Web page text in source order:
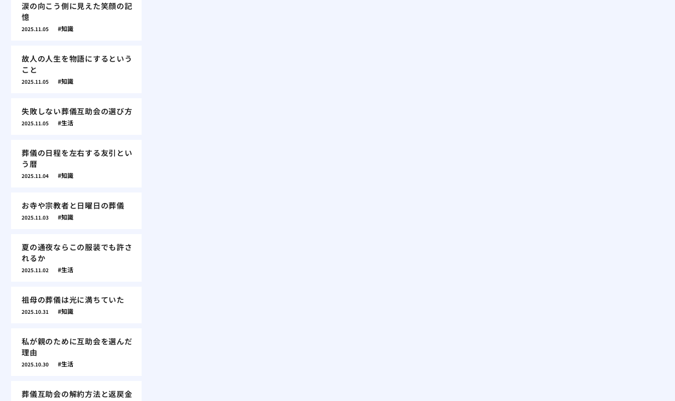
涙の向こう側に見えた笑顔の記
憶
2025.11.05 知識
故人の人生を物語にするという
こと
2025.11.05 知識
失敗しない葬儀互助会の選び方
2025.11.05 生活
葬儀の日程を左右する友引とい
う暦
2025.11.04 知識
お寺や宗教者と日曜日の葬儀
2025.11.03 知識
夏の通夜ならこの服装でも許さ
れるか
2025.11.02 生活
祖母の葬儀は光に満ちていた
2025.10.31 知識
私が親のために互助会を選んだ
理由
2025.10.30 生活
葬儀互助会の解約方法と返戻金